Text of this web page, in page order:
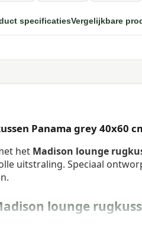
specificatiesVergelijkbare
Panama grey 40x60
het Madison lounge
uitstraling. Speciaal
lounge